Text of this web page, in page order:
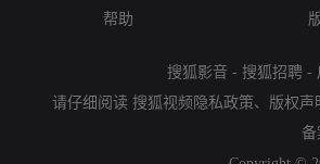
帮助
搜狐影音 - 搜狐招聘 -
请仔细阅读 搜狐视频隐私政策、 版权声
备